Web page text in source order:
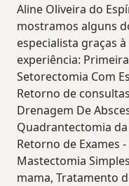
Aline Oliveira do
mostramos alguns
especialista graças
experiência:
Setorectomia Com
Retorno de
Drenagem De
Quadrantectomia
Retorno de Exames
Mastectomia
mama, Tratamento